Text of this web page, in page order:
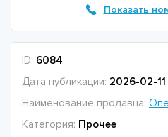
Показать
ID: 6084
Дата публикации: 2026-02-11
Наименование продавца:
Категория: Прочее